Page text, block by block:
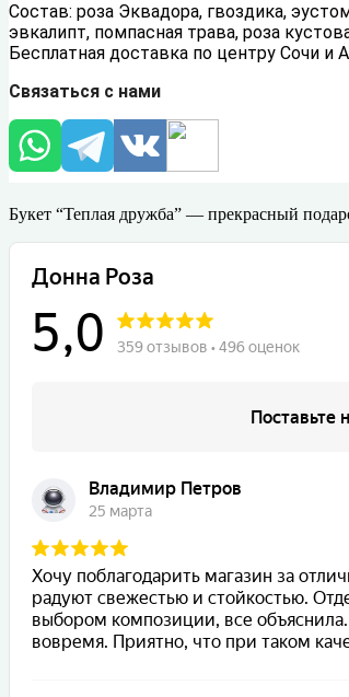
Состав: роза Эквадора, гвоздика,
эвкалипт, помпасная трава, роза
Бесплатная доставка по центру Сочи и
Связаться с нами
Букет “Теплая дружба” — прекрасный